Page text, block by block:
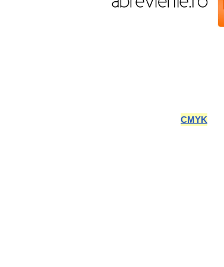
CMYK